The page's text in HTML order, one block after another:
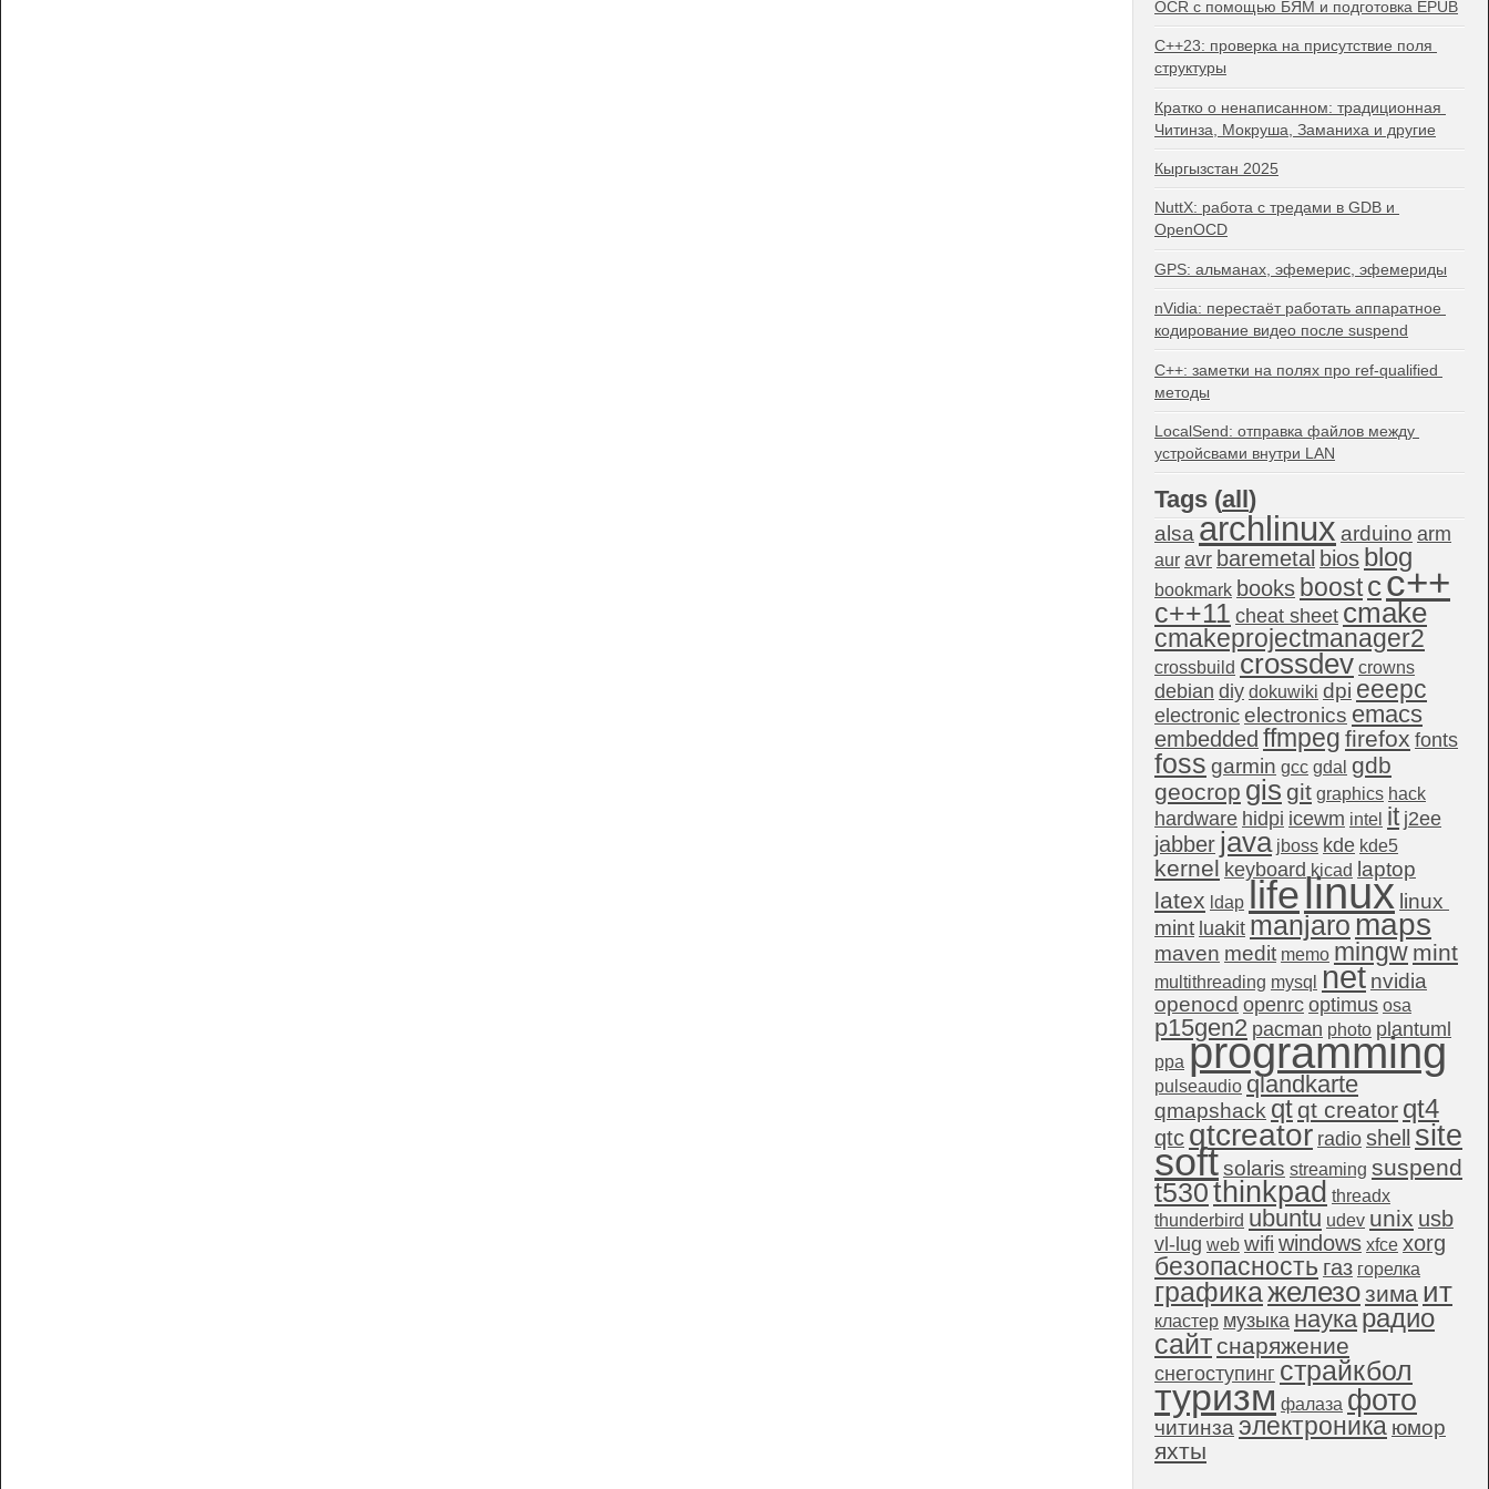
OCR с помощью БЯМ и подготовка EPUB
C++23: проверка на присутствие поля
структуры
Кратко о ненаписанном: традиционная
Читинза, Мокруша, Заманиха и другие
Кыргызстан 2025
NuttX: работа с тредами в GDB и
OpenOCD
GPS: альманах, эфемерис, эфемериды
nVidia: перестаёт работать аппаратное
кодирование видео после suspend
C++: заметки на полях про ref-qualified
методы
LocalSend: отправка файлов между
устройсвами внутри LAN
Tags (all)
alsaarchlinux arduino arm
aur avr baremetal bios blog
bookmark books boost cc++
c++11 cheat sheet cmake
cmakeprojectmanager2
crossbuild crossdev crowns
debian diy dokuwiki dpi eeepc
electronic electronics emacs
embedded ffmpeg firefox fonts
foss garmin gcc gdal gdb
geocrop gis git graphics hack
hardware hidpi icewm intel it j2ee
jabber java jboss kde kde5
kernel keyboard kicad laptop
latex ldap lifelinux linux
mint luakit manjaromaps
maven medit memo mingw mint
multithreading mysql net nvidia
openocd openrc optimus osa
p15gen2 pacman photo plantuml
ppa programming
pulseaudio qlandkarte
qmapshack qt qt creator qt4
qtc qtcreator radio shell site
softsolaris streaming suspend
t530thinkpad threadx
thunderbird ubuntu udev unix usb
vl-lug web wifi windows xfce xorg
безопасность газ горелка
графикажелезозима ит
кластер музыка наука радио
сайт снаряжение
снегоступинг страйкбол
туризм фалаза фото
читинзаэлектроника юмор
яхты